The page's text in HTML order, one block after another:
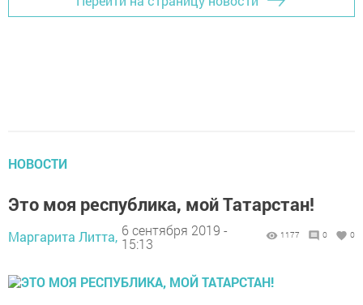
НОВОСТИ
Это моя республика, мой Татарстан!
Маргарита Литта, 6 сентября 2019 -
15:13
1177 0 0